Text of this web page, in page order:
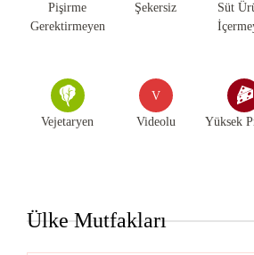
Pişirme
Gerektirmeyen
Şekersiz
Süt
Vejetaryen
V
Videolu Yüksek
Ülke Mutfakları